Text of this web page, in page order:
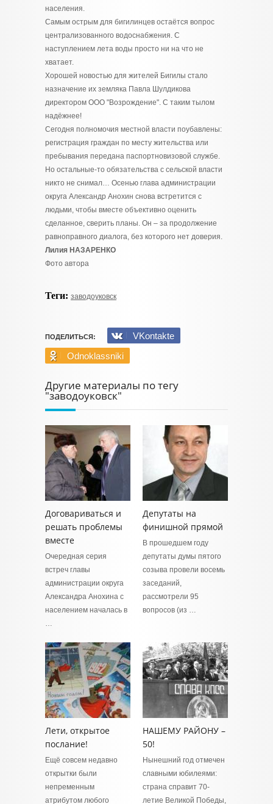
населения.
Самым острым для бигилинцев остаётся вопрос
централизованного водоснабжения. С
наступлением лета воды просто ни на что не
хватает.
Хорошей новостью для жителей Бигилы стало
назначение их земляка Павла Шулдикова
директором ООО "Возрождение". С таким тылом
надёжнее!
Сегодня полномочия местной власти поубавлены:
регистрация граждан по месту жительства или
пребывания передана паспортновизовой службе.
Но остальные-то обязательства с сельской власти
никто не снимал… Осенью глава администрации
округа Александр Анохин снова встретится с
людьми, чтобы вместе объективно оценить
сделанное, сверить планы. Он – за продолжение
равноправного диалога, без которого нет доверия.
Лилия НАЗАРЕНКО
Фото автора
Теги: заводоуковск
ПОДЕЛИТЬСЯ:
VKontakte
Odnoklassniki
Другие материалы по тегу
"заводоуковск"
Договариваться и
решать проблемы
вместе
Очередная серия
встреч главы
администрации округа
Александра Анохина с
населением началась в
Депутаты на
финишной прямой
В прошедшем году
депутаты думы пятого
созыва провели восемь
заседаний,
рассмотрели 95
вопросов (из …
Лети, открытое
послание!
Ещё совсем недавно
открытки были
непременным
атрибутом любого
НАШЕМУ РАЙОНУ –
50!
Нынешний год отмечен
славными юбилеями:
страна справит 70-
летие Великой Победы,